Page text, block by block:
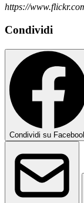
https://
Condividi
Condividi su